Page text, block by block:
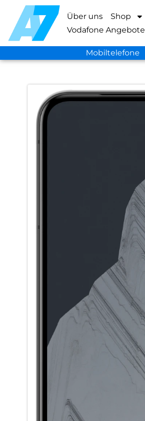
Über uns Shop
Vodafone Angebote
Mobiltelefone